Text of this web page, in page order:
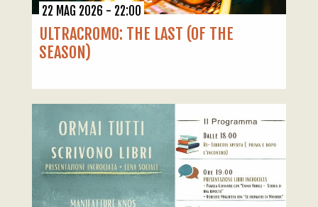
22 MAG 2026 - 22:00
ULTRACROMO: THE LAST (OF THE
SEASON)